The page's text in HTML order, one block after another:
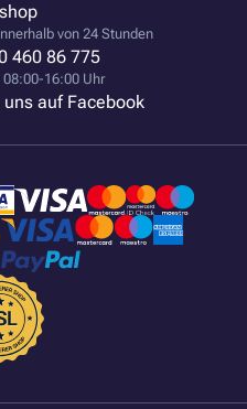
von 24 Stunden
460 86 775
08:00-16:00 Uhr
uns auf Facebook